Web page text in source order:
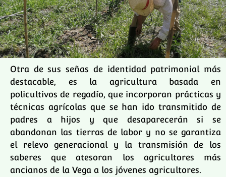
Otra de sus señas de identidad patrimonial más
destacable, es la agricultura basada en
policultivos de regadío, que incorporan prácticas y
técnicas agrícolas que se han ido transmitido de
padres a hijos y que desaparecerán si se
abandonan las tierras de labor y no se garantiza
el relevo generacional y la transmisión de los
saberes que atesoran los agricultores más
ancianos de la Vega a los jóvenes agricultores.